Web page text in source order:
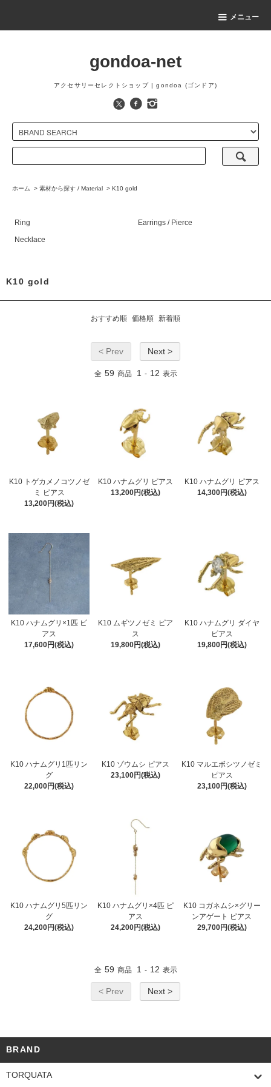
メニュー
gondoa-net
アクセサリーセレクトショップ | gondoa (ゴンドア)
ホーム > 素材から探す / Material > K10 gold
Ring
Earrings / Pierce
Necklace
K10 gold
おすすめ順 価格順 新着順
< Prev Next >
全 59 商品 1 - 12 表示
K10 トゲカメノコツノゼ
ミ ピアス
13,200円(税込)
K10 ハナムグリ ピアス
13,200円(税込)
K10 ハナムグリ ピアス
14,300円(税込)
K10 ハナムグリ×1匹 ピ
アス
17,600円(税込)
K10 ムギツノゼミ ピア
ス
19,800円(税込)
K10 ハナムグリ ダイヤ
ピアス
19,800円(税込)
K10 ハナムグリ1匹リン
グ
22,000円(税込)
K10 ゾウムシ ピアス
23,100円(税込)
K10 マルエボシツノゼミ
ピアス
23,100円(税込)
K10 ハナムグリ5匹リン
グ
24,200円(税込)
K10 ハナムグリ×4匹 ピ
アス
24,200円(税込)
K10 コガネムシ×グリー
ンアゲート ピアス
29,700円(税込)
全 59 商品 1 - 12 表示
< Prev Next >
BRAND
TORQUATA